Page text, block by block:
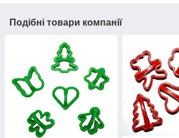
Подібні товари компанії